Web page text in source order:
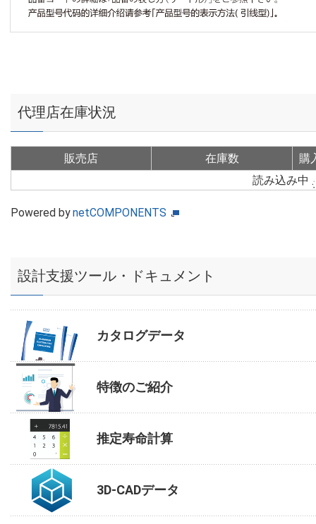
代理店在庫状況
販売店 在庫数
購
読み込み中
Powered bynetCOMPONENTS
設計支援ツール・ドキュメント
カタログデータ
特徴のご紹介
推定寿命計算
3D-CADデータ